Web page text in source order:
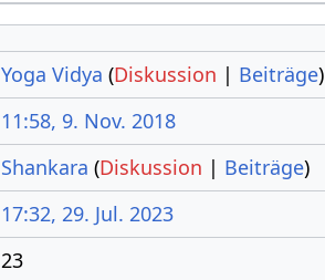
Yoga Vidya (Diskussion | Beiträge)
11:58, 9. Nov. 2018
Shankara (Diskussion | Beiträge)
17:32, 29. Jul. 2023
23